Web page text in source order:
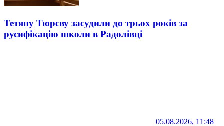
Тетяну Тюрєву засудили до трьох років за
русифікацію школи в Радолівці
05.08.2026, 11:48